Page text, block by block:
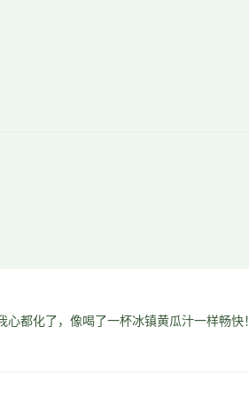
都化了，像喝了一杯冰镇黄瓜汁一样畅快！